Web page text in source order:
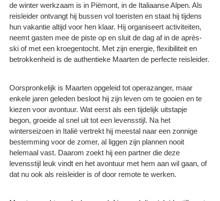
de winter werkzaam is in Piëmont, in de Italiaanse Alpen. Als
reisleider ontvangt hij bussen vol toeristen en staat hij tijdens
hun vakantie altijd voor hen klaar. Hij organiseert activiteiten,
neemt gasten mee de piste op en sluit de dag af in de après-
ski of met een kroegentocht. Met zijn energie, flexibiliteit en
betrokkenheid is de authentieke Maarten de perfecte reisleider.
Oorspronkelijk is Maarten opgeleid tot operazanger, maar
enkele jaren geleden besloot hij zijn leven om te gooien en te
kiezen voor avontuur. Wat eerst als een tijdelijk uitstapje
begon, groeide al snel uit tot een levensstijl. Na het
winterseizoen in Italië vertrekt hij meestal naar een zonnige
bestemming voor de zomer, al liggen zijn plannen nooit
helemaal vast. Daarom zoekt hij een partner die deze
levensstijl leuk vindt en het avontuur met hem aan wil gaan, of
dat nu ook als reisleider is of door remote te werken.